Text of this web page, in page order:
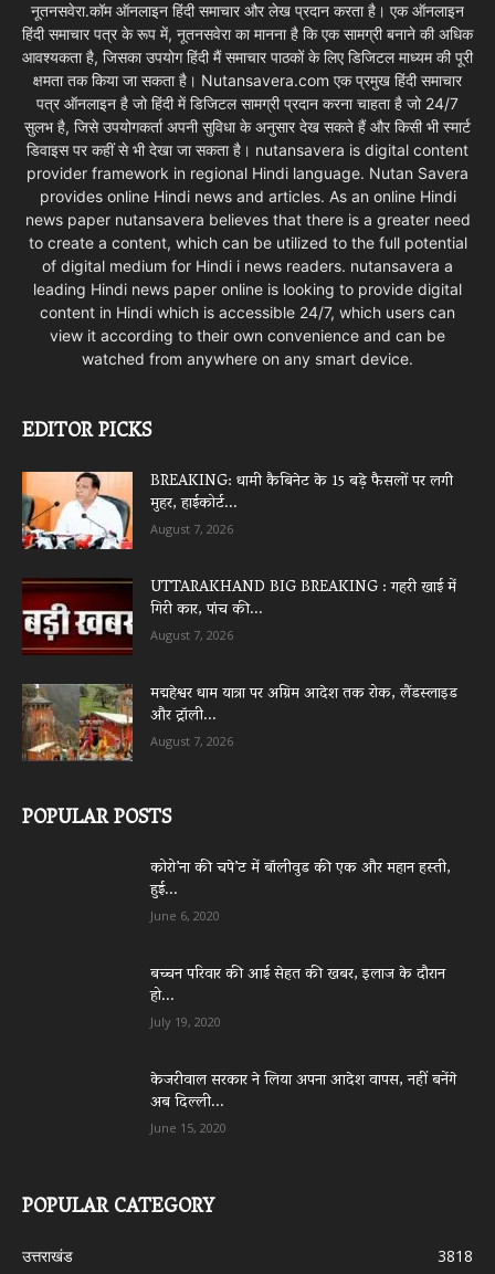
नूतनसवेरा.कॉम ऑनलाइन हिंदी समाचार और लेख प्रदान करता है। एक ऑनलाइन
हिंदी समाचार पत्र के रूप में, नूतनसवेरा का मानना है कि एक सामग्री बनाने की अधिक
आवश्यकता है, जिसका उपयोग हिंदी मैं समाचार पाठकों के लिए डिजिटल माध्यम की पूरी
क्षमता तक किया जा सकता है। Nutansavera.com एक प्रमुख हिंदी समाचार
पत्र ऑनलाइन है जो हिंदी में डिजिटल सामग्री प्रदान करना चाहता है जो 24/7
सुलभ है, जिसे उपयोगकर्ता अपनी सुविधा के अनुसार देख सकते हैं और किसी भी स्मार्ट
डिवाइस पर कहीं से भी देखा जा सकता है। nutansavera is digital content
provider framework in regional Hindi language. Nutan Savera
provides online Hindi news and articles. As an online Hindi
news paper nutansavera believes that there is a greater need
to create a content, which can be utilized to the full potential
of digital medium for Hindi i news readers. nutansavera a
leading Hindi news paper online is looking to provide digital
content in Hindi which is accessible 24/7, which users can
view it according to their own convenience and can be
watched from anywhere on any smart device.
EDITOR PICKS
BREAKING: धामी कैबिनेट के 15 बड़े फैसलों पर लगी
मुहर, हाईकोर्ट...
August 7, 2026
UTTARAKHAND BIG BREAKING : गहरी खाई में
गिरी कार, पांच की...
August 7, 2026
मद्महेश्वर धाम यात्रा पर अग्रिम आदेश तक रोक, लैंडस्लाइड
और ट्रॉली...
August 7, 2026
POPULAR POSTS
कोरो’ना की चपे’ट में बॉलीवुड की एक और महान हस्ती,
हुई...
June 6, 2020
बच्चन परिवार की आई सेहत की खबर, इलाज के दौरान
हो...
July 19, 2020
केजरीवाल सरकार ने लिया अपना आदेश वापस, नहीं बनेंगे
अब दिल्ली...
June 15, 2020
POPULAR CATEGORY
उत्तराखंड
3818